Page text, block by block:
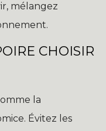
mélangez
CHOISIR
la
Évitez les